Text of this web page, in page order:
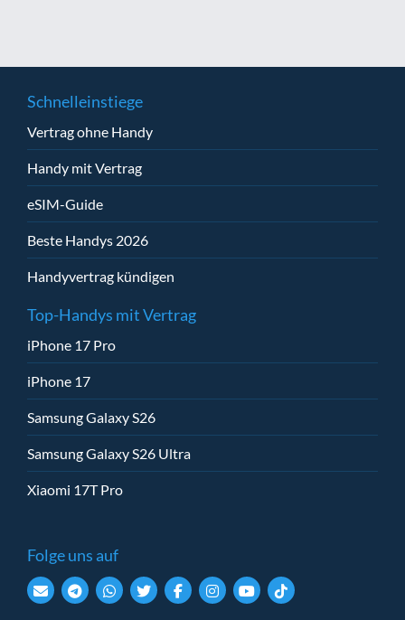
Schnelleinstiege
Vertrag ohne Handy
Handy mit Vertrag
eSIM-Guide
Beste Handys 2026
Handyvertrag kündigen
Top-Handys mit Vertrag
iPhone 17 Pro
iPhone 17
Samsung Galaxy S26
Samsung Galaxy S26 Ultra
Xiaomi 17T Pro
Folge uns auf